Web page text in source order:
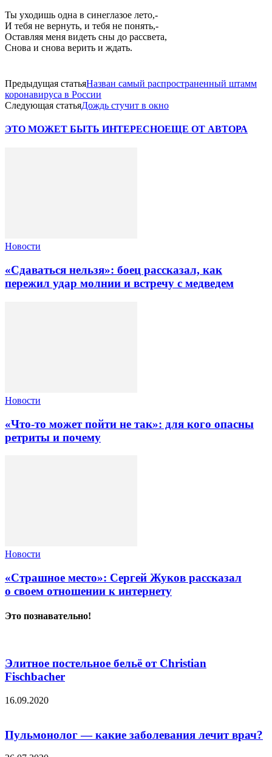
Ты уходишь одна в синеглазое лето,-
И тебя не вернуть, и тебя не понять,-
Оставляя меня видеть сны до рассвета,
Снова и снова верить и ждать.
Предыдущая статьяНазван самый распространенный штамм
коронавируса в России
Следующая статьяДождь стучит в окно
ЭТО МОЖЕТ БЫТЬ ИНТЕРЕСНОЕЩЕ ОТ АВТОРА
Новости
«Сдаваться нельзя»: боец рассказал, как
пережил удар молнии и встречу с медведем
Новости
«Что-то может пойти не так»: для кого опасны
ретриты и почему
Новости
«Страшное место»: Сергей Жуков рассказал
о своем отношении к интернету
Это познавательно!
Элитное постельное бельё от Christian
Fischbacher
16.09.2020
Пульмонолог — какие заболевания лечит врач?